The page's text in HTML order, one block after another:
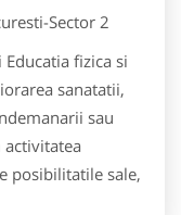
Sector 2
fizica si
sanatatii,
sau
posibilitatile sale,